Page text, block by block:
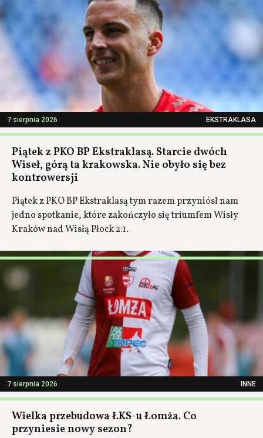
7 sierpnia 2026 EKSTRAKLASA
Piątek z PKO BP Ekstraklasą. Starcie dwóch
Wiseł, górą ta krakowska. Nie obyło się bez
kontrowersji
Piątek z PKO BP Ekstraklasą tym razem przyniósł nam
jedno spotkanie, które zakończyło się triumfem Wisły
Kraków nad Wisłą Płock 2:1.
7 sierpnia 2026 INNE
Wielka przebudowa ŁKS-u Łomża. Co
przyniesie nowy sezon?